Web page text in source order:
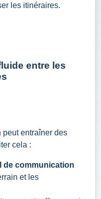
les itinéraires.
entre les
peut entraîner des
cela :
de communication
et les